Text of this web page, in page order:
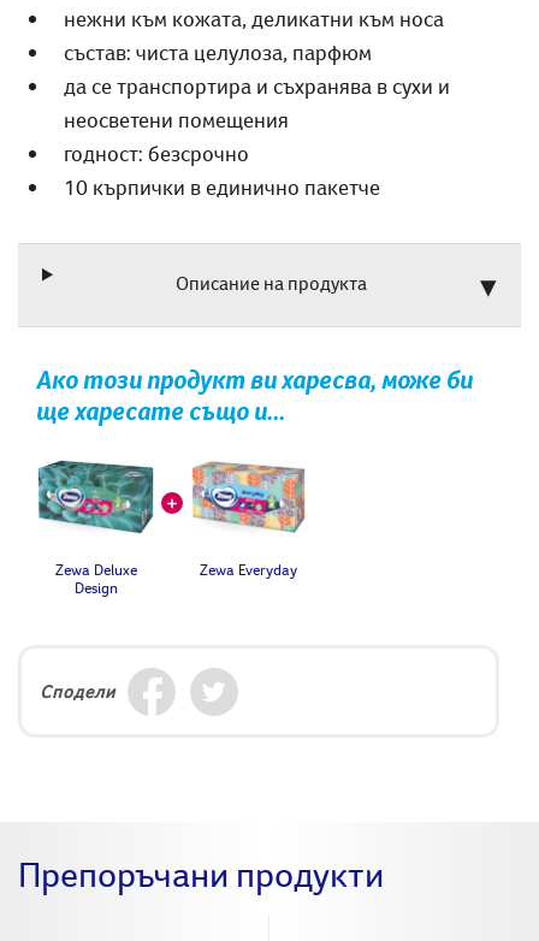
нежни към кожата, деликатни към носа
състав: чиста целулоза, парфюм
да се транспортира и съхранява в сухи и
неосветени помещения
годност: безсрочно
10 кърпички в единично пакетче
Описание на продукта
Ако този продукт ви харесва, може би
ще харесате също и...
Zewa Deluxe
Design
Zewa Everyday
Сподели
Препоръчани продукти